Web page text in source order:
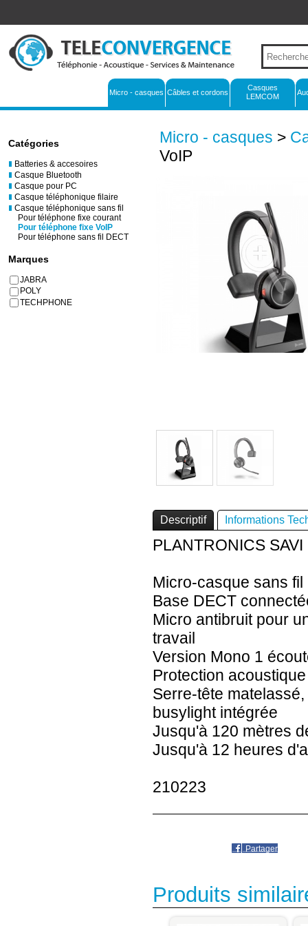
Micro - casques Câbles et cordons
Casques
LEMCOM
Catégories
Batteries & accesoires
Casque Bluetooth
Casque pour PC
Casque téléphonique filaire
Casque téléphonique sans fil
Pour téléphone fixe courant
Pour téléphone fixe VoIP
Pour téléphone sans fil DECT
Marques
JABRA
POLY
TECHPHONE
Micro - casques >
VoIP
Descriptif Informations
PLANTRONICS
Micro-casque sans
Base DECT
Micro antibruit pour
travail
Version Mono 1
Protection
Serre-tête
busylight intégrée
Jusqu'à 120 mètres
Jusqu'à 12 heures
210223
Partager
Produits